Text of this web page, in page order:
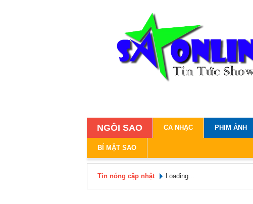
NGÔI SAO CA NHẠC PHIM ẢNH
BÍ MẬT SAO
Tin nóng cập nhật Loading...